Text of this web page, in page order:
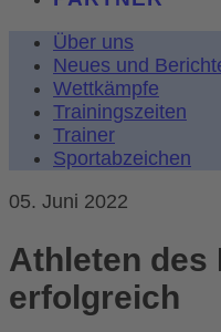
Über uns
Neues und
Wettkämpfe
Trainingszeiten
Trainer
Sportabzeichen
05. Juni 2022
Athleten des
erfolgreich